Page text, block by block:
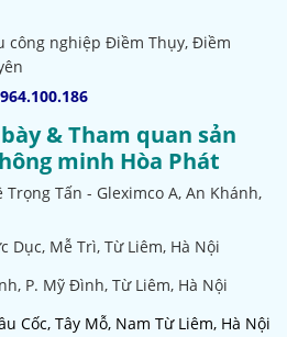
công nghiệp Điềm Thụy, Điềm
& Tham quan sản
minh Hòa Phát
Trọng Tấn - Gleximco A, An Khánh,
Dục, Mễ Trì, Từ Liêm, Hà Nội
P. Mỹ Đình, Từ Liêm, Hà Nội
Cốc, Tây Mỗ, Nam Từ Liêm, Hà Nội